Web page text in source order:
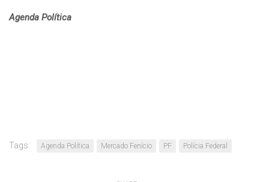
Agenda Política
Tags: Agenda Política Mercado Fenício PF Polícia Federal